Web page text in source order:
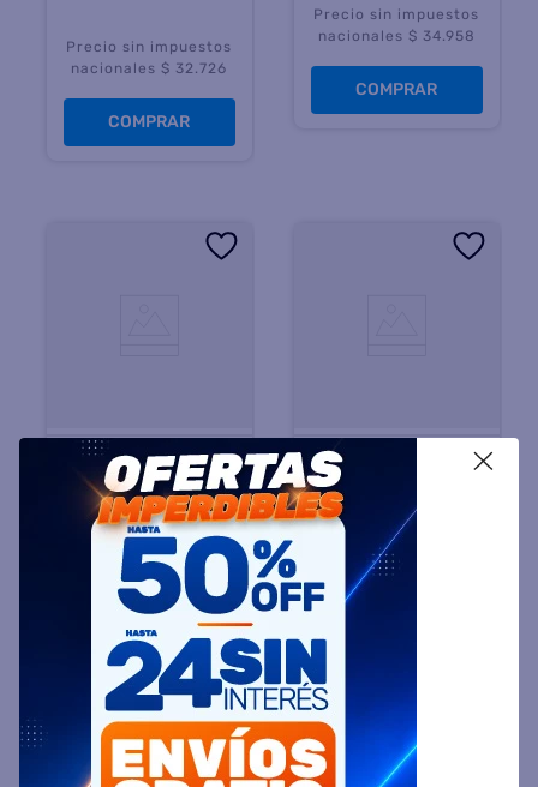
Precio sin impuestos
nacionales $ 32.726
COMPRAR
Precio sin impuestos
nacionales $ 34.958
COMPRAR
SMART-TEK
Pava Eléctrica SMART-TEK
SD2080 Digital 1.7 Litros
Negra
799 45 %OFF
PRECIO CONTADO
Precio sin impuestos
nacionales $ 56.032
COMPRAR
SMARTLIFE
Pava Eléctrica SMARTLIFE
SL-EK1714BPN 1850 Watts
1,7 Litros
999 45 %
PRECIO CONTADO
$ 37.999
Precio sin impuestos
nacionales $ 31.404
COMPRAR
X